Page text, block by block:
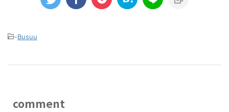
-Busuu
comment